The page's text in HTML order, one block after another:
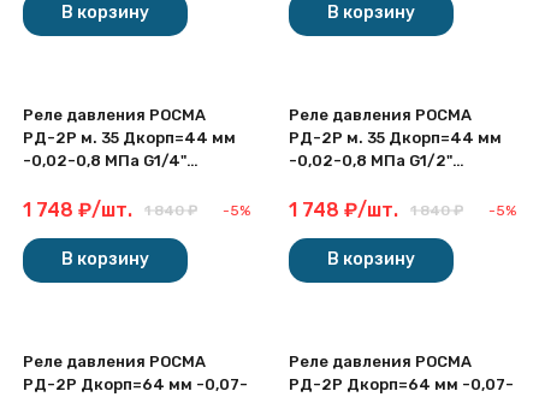
В корзину В корзину
Реле давления РОСМА
РД-2Р м. 35 Дкорп=44 мм
-0,02-0,8 МПа G1/4"
1 748 ₽/шт. 1 840 ₽ -5%
В корзину
Реле давления РОСМА
РД-2Р м. 35 Дкорп=44 мм
-0,02-0,8 МПа G1/2"
1 748 ₽/шт. 1 840 ₽ -5%
В корзину
Реле давления РОСМА
РД-2Р Дкорп=64 мм -0,07-
Реле давления РОСМА
РД-2Р Дкорп=64 мм -0,07-